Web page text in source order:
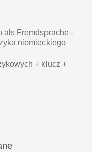
als Fremdsprache -
niemieckiego
+ klucz +